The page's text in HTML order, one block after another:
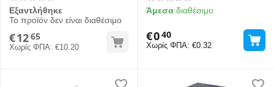
Εξαντλήθηκε
Το προϊόν δεν είναι διαθέσιμο
€1265
Χωρίς ΦΠΑ: €10.20
Άμεσα διαθέσιμο
€040
Χωρίς ΦΠΑ: €0.32